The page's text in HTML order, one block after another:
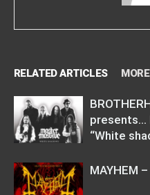
RELATED ARTICLES
presents…
“White
MAYHEM